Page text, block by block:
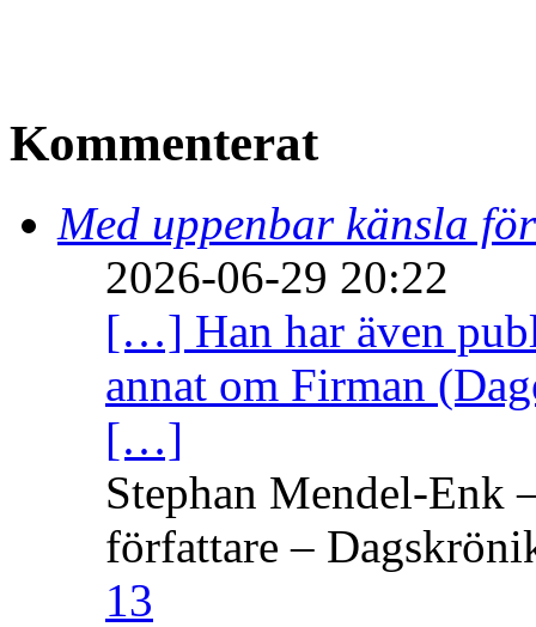
Kommenterat
Med uppenbar känsla
2026-06-29 20:22
[…] Han har även
annat om Firman
[…]
Stephan Mendel-Enk
författare –
13